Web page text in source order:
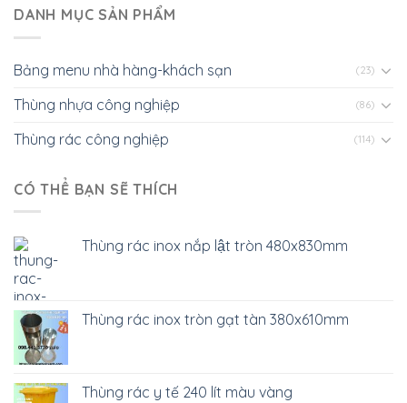
DANH MỤC SẢN PHẨM
Bảng menu nhà hàng-khách sạn (23)
Thùng nhựa công nghiệp (86)
Thùng rác công nghiệp (114)
CÓ THỂ BẠN SẼ THÍCH
Thùng rác inox nắp lật tròn 480x830mm
Thùng rác inox tròn gạt tàn 380x610mm
Thùng rác y tế 240 lít màu vàng